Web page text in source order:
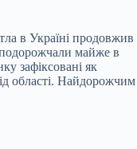
в Україні продовжив
майже в
зафіксовані як
області. Найдорожчим